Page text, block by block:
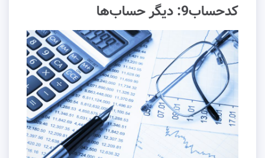
کدحساب9: دیگر حساب‌ها